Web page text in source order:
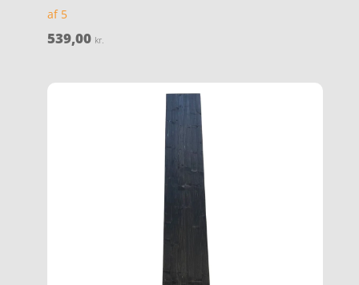
af 5
539,00 kr.